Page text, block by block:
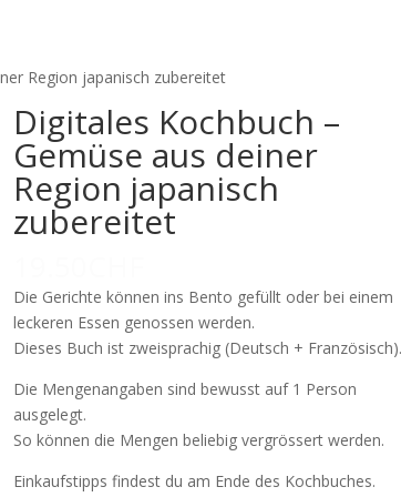
Region japanisch zubereitet
Digitales Kochbuch –
Gemüse aus deiner
Region japanisch
zubereitet
Die Gerichte können ins Bento gefüllt oder bei einem
leckeren Essen genossen werden.
Dieses Buch ist zweisprachig (Deutsch +
Die Mengenangaben sind bewusst auf 1 Person
ausgelegt.
So können die Mengen beliebig vergrössert werden.
Einkaufstipps findest du am Ende des Kochbuches.